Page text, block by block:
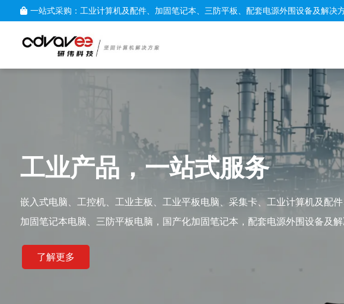
一站式采购：工业计算机及配件、加固笔记本、三防平板、配套电源外围设备及解决
工业产品，一站式服务
嵌入式电脑、工控机、工业主板、工业平板电脑、采集卡、工业计算机及配件
加固笔记本电脑、三防平板电脑，国产化加固笔记本，配套电源外围设备及
了解更多